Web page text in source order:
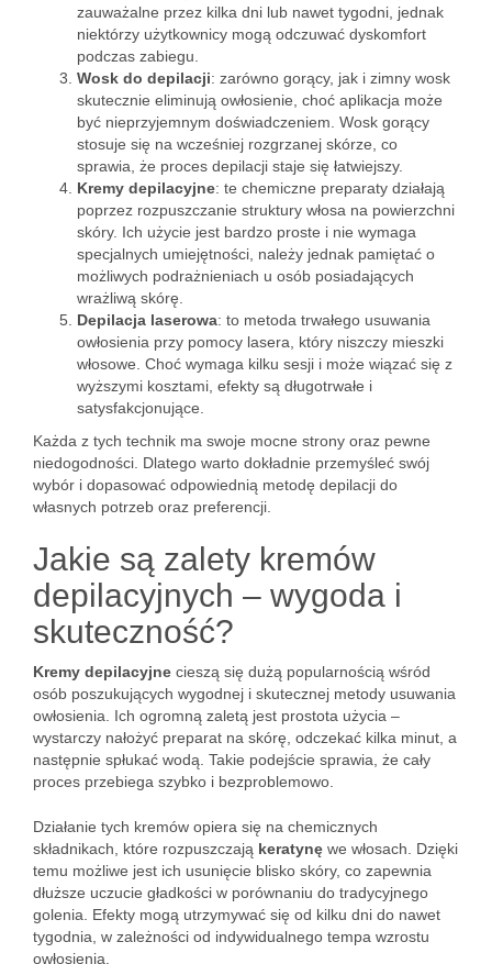
zauważalne przez kilka dni lub nawet tygodni, jednak
niektórzy użytkownicy mogą odczuwać dyskomfort
podczas zabiegu.
Wosk do depilacji: zarówno gorący, jak i zimny wosk
skutecznie eliminują owłosienie, choć aplikacja może
być nieprzyjemnym doświadczeniem. Wosk gorący
stosuje się na wcześniej rozgrzanej skórze, co
sprawia, że proces depilacji staje się łatwiejszy.
Kremy depilacyjne: te chemiczne preparaty działają
poprzez rozpuszczanie struktury włosa na powierzchni
skóry. Ich użycie jest bardzo proste i nie wymaga
specjalnych umiejętności, należy jednak pamiętać o
możliwych podrażnieniach u osób posiadających
wrażliwą skórę.
Depilacja laserowa: to metoda trwałego usuwania
owłosienia przy pomocy lasera, który niszczy mieszki
włosowe. Choć wymaga kilku sesji i może wiązać się z
wyższymi kosztami, efekty są długotrwałe i
satysfakcjonujące.
Każda z tych technik ma swoje mocne strony oraz pewne
niedogodności. Dlatego warto dokładnie przemyśleć swój
wybór i dopasować odpowiednią metodę depilacji do
własnych potrzeb oraz preferencji.
Jakie są zalety kremów
depilacyjnych – wygoda i
skuteczność?
Kremy depilacyjne cieszą się dużą popularnością wśród
osób poszukujących wygodnej i skutecznej metody usuwania
owłosienia. Ich ogromną zaletą jest prostota użycia –
wystarczy nałożyć preparat na skórę, odczekać kilka minut, a
następnie spłukać wodą. Takie podejście sprawia, że cały
proces przebiega szybko i bezproblemowo.
Działanie tych kremów opiera się na chemicznych
składnikach, które rozpuszczają keratynę we włosach. Dzięki
temu możliwe jest ich usunięcie blisko skóry, co zapewnia
dłuższe uczucie gładkości w porównaniu do tradycyjnego
golenia. Efekty mogą utrzymywać się od kilku dni do nawet
tygodnia, w zależności od indywidualnego tempa wzrostu
owłosienia.